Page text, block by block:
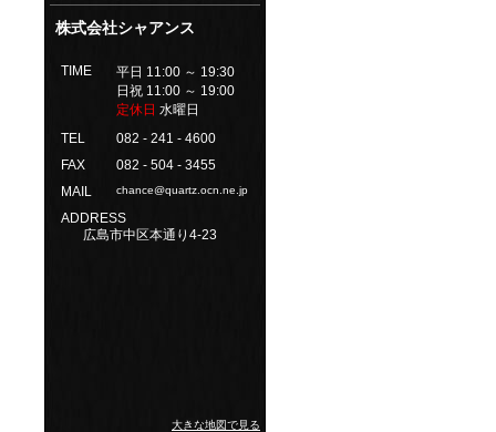
株式会社シャアンス
TIME
平日 11:00 ～ 19:30
日祝 11:00 ～ 19:00
定休日 水曜日
TEL
082 - 241 - 4600
FAX
082 - 504 - 3455
MAIL
chance@quartz.ocn.ne.jp
ADDRESS
広島市中区本通り4-23
大きな地図で見る